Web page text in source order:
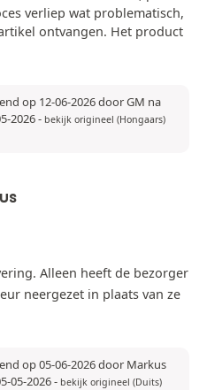
verliep wat problematisch,
ontvangen. Het product
op 12-06-2026 door GM na
2026- bekijk origineel (Hongaars)
Alleen heeft de bezorger
neergezet in plaats van ze
op 05-06-2026 door Markus
05-2026- bekijk origineel (Duits)